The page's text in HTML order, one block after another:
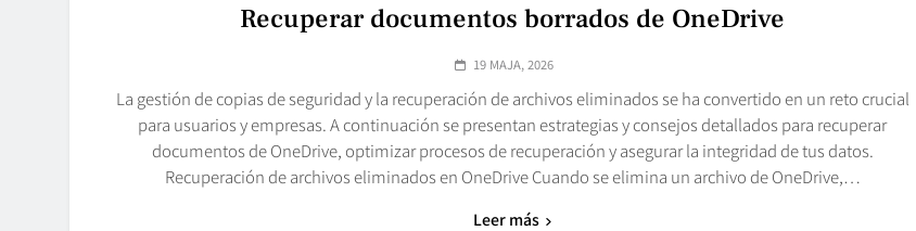
Recuperar documentos borrados de OneDrive
19 MAJA, 2026
La gestión de copias de seguridad y la recuperación de archivos eliminados se ha convertido en un reto crucial
para usuarios y empresas. A continuación se presentan estrategias y consejos detallados para recuperar
documentos de OneDrive, optimizar procesos de recuperación y asegurar la integridad de tus datos.
Recuperación de archivos eliminados en OneDrive Cuando se elimina un archivo de OneDrive,…
Leer más